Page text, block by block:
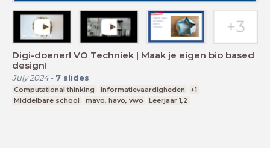
Digi-doener! VO Techniek | Maak je eigen bio based
design!
July 2024- 7 slides
Computational thinking Informatievaardigheden
+1
Middelbare school
mavo, havo, vwo Leerjaar 1,2